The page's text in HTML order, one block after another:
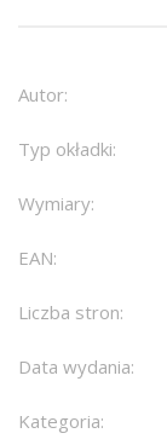
Autor:
Typ okładki:
Wymiary:
EAN:
Liczba stron:
Data wydania:
Kategoria: